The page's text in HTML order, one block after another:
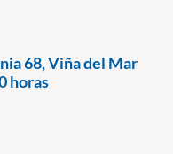
68, Viña del Mar
horas